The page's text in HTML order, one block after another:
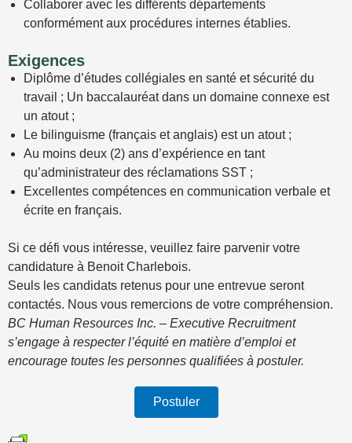
Collaborer avec les différents départements
conformément aux procédures internes établies.
Exigences
Diplôme d’études collégiales en santé et sécurité du
travail ; Un baccalauréat dans un domaine connexe est
un atout ;
Le bilinguisme (français et anglais) est un atout ;
Au moins deux (2) ans d’expérience en tant
qu’administrateur des réclamations SST ;
Excellentes compétences en communication verbale et
écrite en français.
Si ce défi vous intéresse, veuillez faire parvenir votre
candidature à Benoit Charlebois.
Seuls les candidats retenus pour une entrevue seront
contactés. Nous vous remercions de votre compréhension.
BC Human Resources Inc. – Executive Recruitment
s’engage à respecter l’équité en matière d’emploi et
encourage toutes les personnes qualifiées à postuler.
Postuler